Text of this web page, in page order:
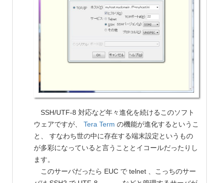
SSH/UTF-8 対応など年々進化を続けるこのソフト
ウェアですが、 Tera Term の機能が進化するというこ
と、 すなわち世の中に存在する端末設定というもの
が多彩になっていると言うこととイコールだったりし
ます。
このサーバだったら EUC で telnet 、こっちのサー